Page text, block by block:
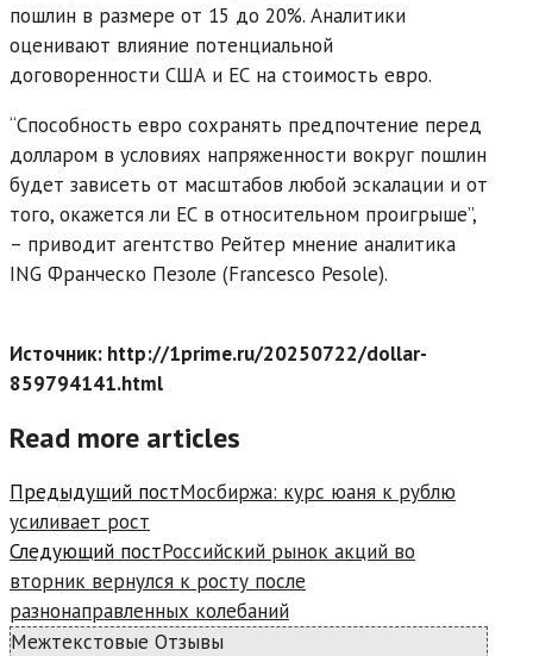
пошлин в размере от 15 до 20%. Аналитики
оценивают влияние потенциальной
договоренности США и ЕС на стоимость евро.
“Способность евро сохранять предпочтение перед
долларом в условиях напряженности вокруг пошлин
будет зависеть от масштабов любой эскалации и от
того, окажется ли ЕС в относительном проигрыше”,
– приводит агентство Рейтер мнение аналитика
ING Франческо Пезоле (Francesco Pesole).
Источник: http://1prime.ru/20250722/dollar-
859794141.html
Read more articles
Предыдущий постМосбиржа: курс юаня к рублю
усиливает рост
Следующий постРоссийский рынок акций во
вторник вернулся к росту после
разнонаправленных колебаний
Межтекстовые Отзывы